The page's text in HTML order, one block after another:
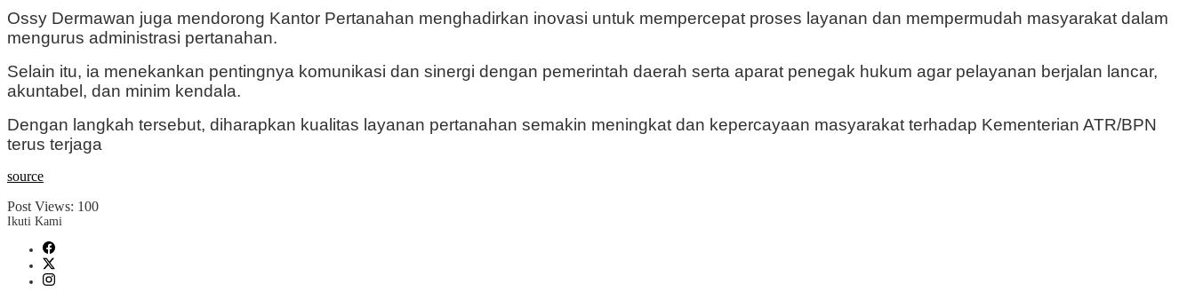
Ossy Dermawan juga mendorong Kantor Pertanahan menghadirkan inovasi untuk mempercepat proses layanan dan mempermudah masyarakat dalam
mengurus administrasi pertanahan.
Selain itu, ia menekankan pentingnya komunikasi dan sinergi dengan pemerintah daerah serta aparat penegak hukum agar pelayanan berjalan lancar,
akuntabel, dan minim kendala.
Dengan langkah tersebut, diharapkan kualitas layanan pertanahan semakin meningkat dan kepercayaan masyarakat terhadap Kementerian ATR/BPN
terus terjaga
source
Post Views: 100
Ikuti Kami